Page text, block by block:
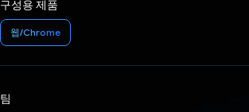
구성용 제품
웹/Chrome
팀